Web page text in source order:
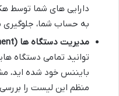
دارایی های شما توسط
به حساب شما، جلوگیری
مدیریت دستگاه ها (Device Management):
توانید تمامی دستگاه
بایننس خود شده اید،
منظم این لیست را